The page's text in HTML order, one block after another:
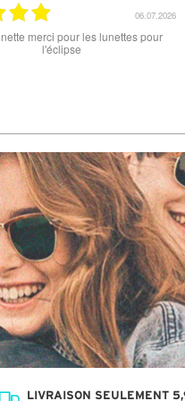
super les lunettes, très
LIVRAISON SEULEMENT